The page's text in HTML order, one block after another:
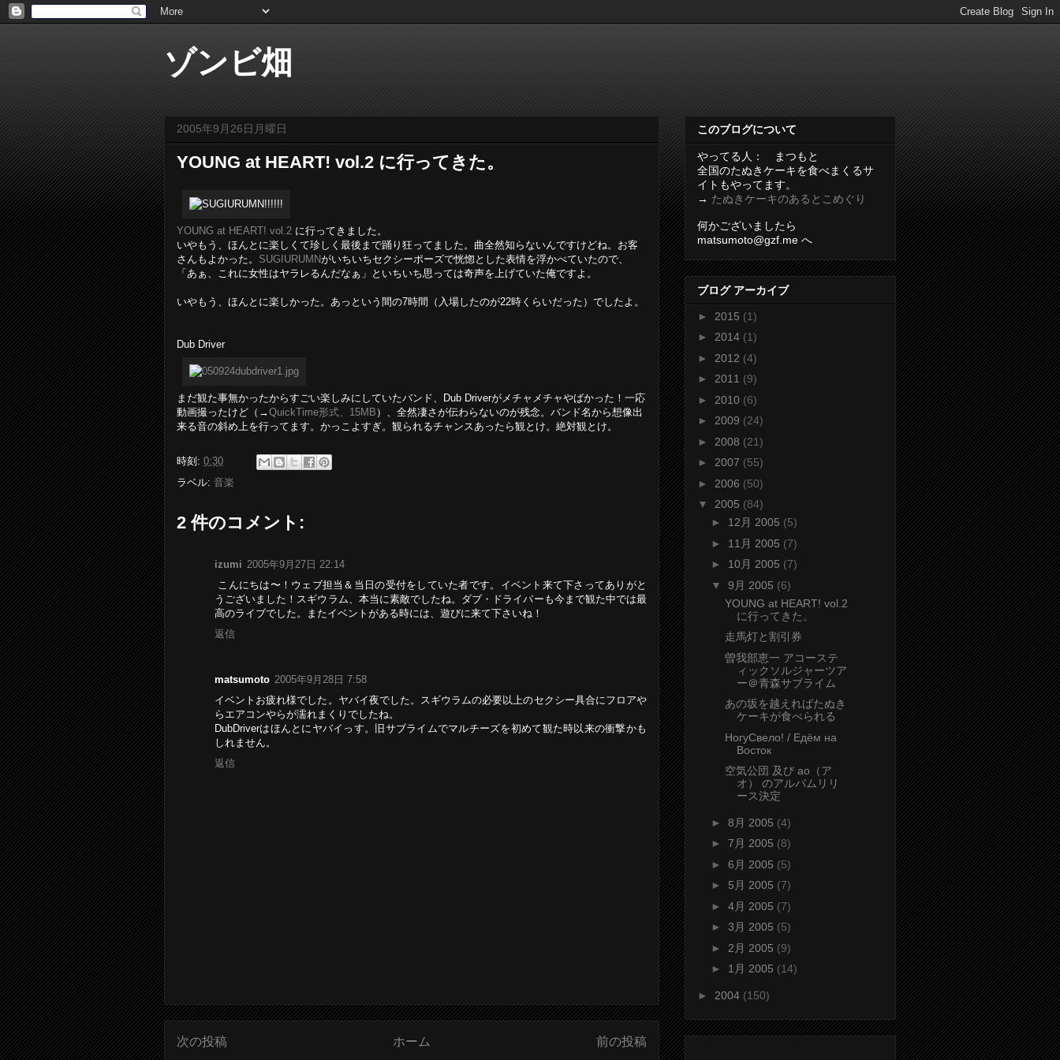
ゾンビ畑
2005年9月26日月曜日
YOUNG at HEART! vol.2 に行ってきた。
YOUNG at HEART! vol.2 に行ってきました。
いやもう、ほんとに楽しくて珍しく最後まで踊り狂ってました。曲全然知らないんですけどね。お客
さんもよかった。 SUGIURUMNがいちいちセクシーポーズで恍惚とした表情を浮かべていたので、
「あぁ、これに女性はヤラレるんだなぁ」といちいち思っては奇声を上げていた俺ですよ。
いやもう、ほんとに楽しかった。あっという間の7時間（入場したのが22時くらいだった）でしたよ。
Dub Driver
まだ観た事無かったからすごい楽しみにしていたバンド、Dub Driverがメチャメチャやばかった！一応
動画撮ったけど（→QuickTime形式、15MB ）、全然凄さが伝わらないのが残念。バンド名から想像出
来る音の斜め上を行ってます。かっこよすぎ。観られるチャンスあったら観とけ。絶対観とけ。
時刻: 0:30
ラベル: 音楽
2 件のコメント:
izumi 2005年9月27日 22:14
こんにちは〜！ウェブ担当＆当日の受付をしていた者です。イベント来て下さってありがと
うございました！スギウラム、本当に素敵でしたね。ダブ・ドライバーも今まで観た中では最
高のライブでした。またイベントがある時には、遊びに来て下さいね！
返信
matsumoto 2005年9月28日 7:58
イベントお疲れ様でした。ヤバイ夜でした。スギウラムの必要以上のセクシー具合にフロアや
らエアコンやらが濡れまくりでしたね。
DubDriverはほんとにヤバイっす。旧サブライムでマルチーズを初めて観た時以来の衝撃かも
しれません。
返信
次の投稿 前の投稿
ホーム
このブログについて
やってる人： まつもと
全国のたぬきケーキを食べまくるサ
イトもやってます。
→ たぬきケーキのあるとこめぐり
何かございましたら
matsumoto@gzf.me へ
ブログ アーカイブ
► 2015 (1)
► 2014 (1)
► 2012 (4)
► 2011 (9)
► 2010 (6)
► 2009 (24)
► 2008 (21)
► 2007 (55)
► 2006 (50)
▼ 2005 (84)
► 12月 2005 (5)
► 11月 2005 (7)
► 10月 2005 (7)
▼ 9月 2005 (6)
YOUNG at HEART! vol.2
に行ってきた。
走馬灯と割引券
曽我部恵一 アコーステ
ィックソルジャーツア
ー＠青森サブライム
あの坂を越えればたぬき
ケーキが食べられる
НoгуСвелo! / Едём на
Вoстoк
空気公団 及び ao（ア
オ） のアルバムリリ
ース決定
► 8月 2005 (4)
► 7月 2005 (8)
► 6月 2005 (5)
► 5月 2005 (7)
► 4月 2005 (7)
► 3月 2005 (5)
► 2月 2005 (9)
► 1月 2005 (14)
► 2004 (150)